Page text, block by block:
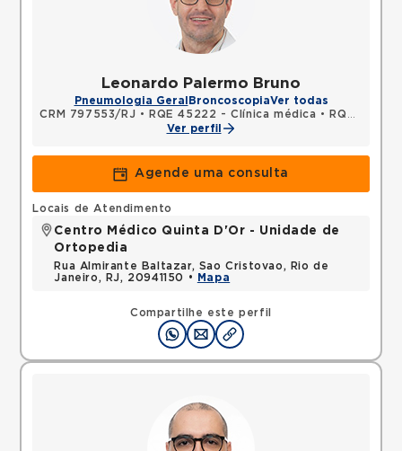
Leonardo Palermo Bruno
Pneumologia Geral BroncoscopiaVer todas
CRM 797553/RJ • RQE 45222 - Clínica médica •
RQE 45223 - Pneumologia
Ver perfil
Agende uma consulta
Compartilhe este perfil
Locais de Atendimento
Centro Médico Quinta D'Or - Unidade de
Ortopedia
Rua Almirante Baltazar, Sao Cristovao, Rio de
Janeiro, RJ, 20941150 •
Mapa